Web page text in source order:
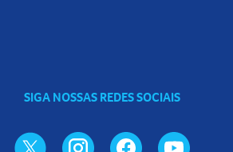
SIGA NOSSAS REDES SOCIAIS